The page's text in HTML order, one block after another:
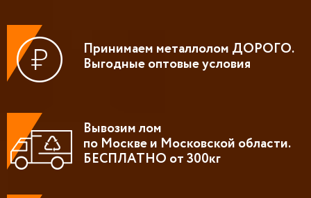
Принимаем металлолом ДОРОГО.
Выгодные оптовые условия
Вывозим лом
по Москве и Московской области.
БЕСПЛАТНО от 300кг